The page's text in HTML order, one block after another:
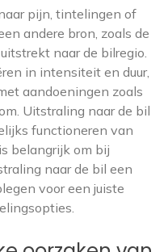
pijn, tintelingen of
andere bron, zoals de
naar de bilregio.
in intensiteit en duur,
aandoeningen zoals
Uitstraling naar de bil
functioneren van
belangrijk om bij
naar de bil een
voor een juiste